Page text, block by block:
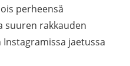
perheensä
suuren rakkauden
jaetussa